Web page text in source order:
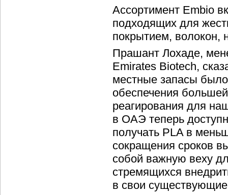
Ассортимент Embio
подходящих для
покрытием, волокон,
Прашант Лохаде,
Emirates Biotech,
местные запасы
обеспечения
реагирования для
в ОАЭ теперь
получать PLA в
сокращения сроков
собой важную веху
стремящихся
в свои